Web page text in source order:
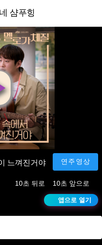
샴푸향이 느껴진거야
느껴진거야 연주영상
10초 뒤로 10초 앞으로
앱으로 열기